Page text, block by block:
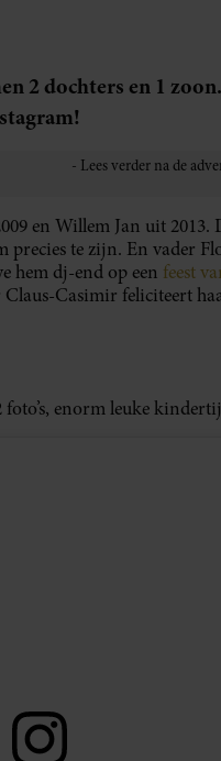
2 dochters en 1
en Willem Jan uit
precies te zijn. En vader
hem dj-end op een feest
Casimir feliciteert
enorm leuke